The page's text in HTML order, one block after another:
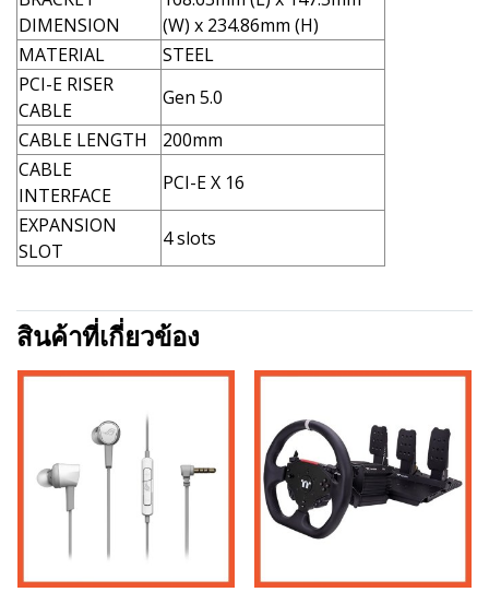
DIMENSION
(W) x 234.86mm (H)
MATERIAL
STEEL
PCI-E RISER
CABLE
Gen 5.0
CABLE LENGTH
200mm
CABLE
INTERFACE
PCI-E X 16
EXPANSION
SLOT
4 slots
สินค้าที่เกี่ยวข้อง